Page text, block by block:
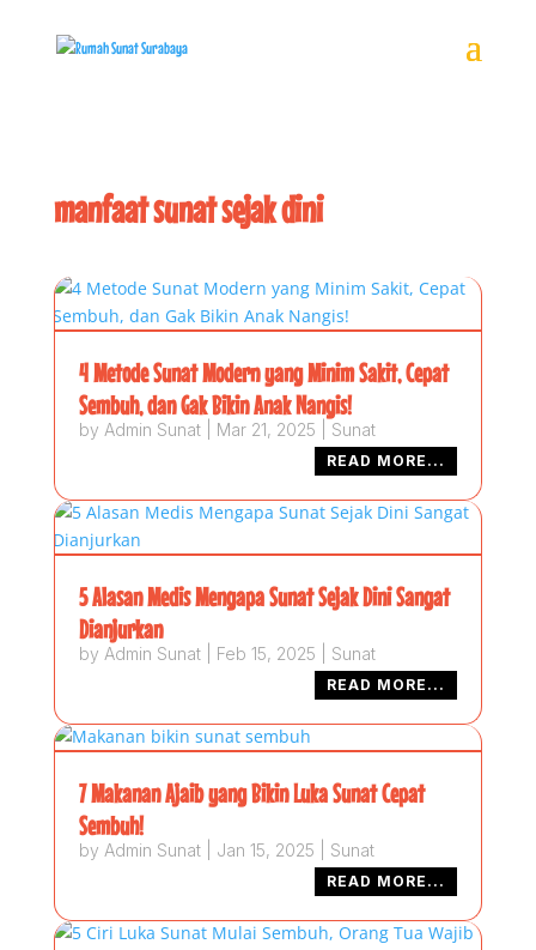
manfaat sunat sejak dini
4 Metode Sunat Modern yang Minim Sakit, Cepat
Sembuh, dan Gak Bikin Anak Nangis!
by Admin Sunat| Mar 21, 2025 Sunat
READ MORE...
5 Alasan Medis Mengapa Sunat Sejak Dini Sangat
Dianjurkan
by Admin Sunat| Feb 15, 2025 Sunat
READ MORE...
7 Makanan Ajaib yang Bikin Luka Sunat Cepat
Sembuh!
by Admin Sunat| Jan 15, 2025 Sunat
READ MORE...